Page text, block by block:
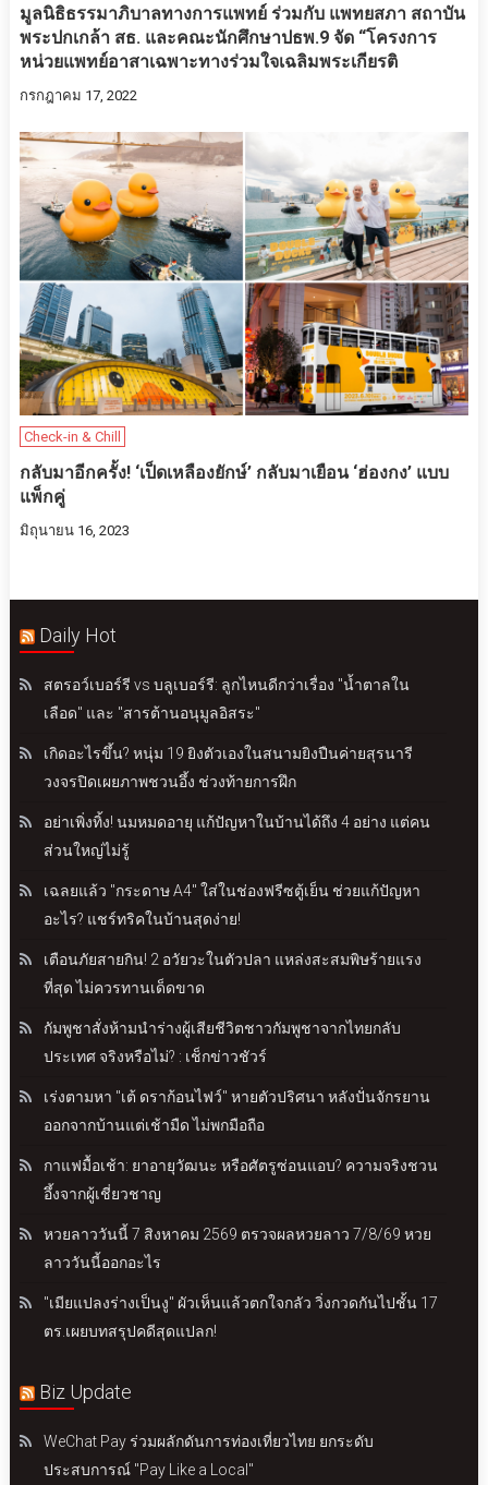
มูลนิธิธรรมาภิบาลทางการแพทย์ ร่วมกับ แพทยสภา สถาบัน
พระปกเกล้า สธ. และคณะนักศึกษาปธพ.9 จัด “โครงการ
หน่วยแพทย์อาสาเฉพาะทางร่วมใจเฉลิมพระเกียรติ
กรกฎาคม 17, 2022
Check-in & Chill
กลับมา​อีกครั้​ง! ‘เป็ดเหลืองยักษ์’ กลับ​มาเยือน ‘ฮ่องกง’ แบบ
แพ็กคู่
มิถุนายน 16, 2023
Daily Hot
สตรอว์เบอร์รี vs บลูเบอร์รี: ลูกไหนดีกว่าเรื่อง "น้ำตาลใน
เลือด" และ "สารต้านอนุมูลอิสระ"
เกิดอะไรขึ้น? หนุ่ม 19 ยิงตัวเองในสนามยิงปืนค่ายสุรนารี
วงจรปิดเผยภาพชวนอึ้ง ช่วงท้ายการฝึก
อย่าเพิ่งทิ้ง! นมหมดอายุ แก้ปัญหาในบ้านได้ถึง 4 อย่าง แต่คน
ส่วนใหญ่ไม่รู้
เฉลยแล้ว "กระดาษ A4" ใส่ในช่องฟรีซตู้เย็น ช่วยแก้ปัญหา
อะไร? แชร์ทริคในบ้านสุดง่าย!
เตือนภัยสายกิน! 2 อวัยวะในตัวปลา แหล่งสะสมพิษร้ายแรง
ที่สุด ไม่ควรทานเด็ดขาด
กัมพูชาสั่งห้ามนำร่างผู้เสียชีวิตชาวกัมพูชาจากไทยกลับ
ประเทศ จริงหรือไม่? : เช็กข่าวชัวร์
เร่งตามหา "เต้ ดราก้อนไฟว์" หายตัวปริศนา หลังปั่นจักรยาน
ออกจากบ้านแต่เช้ามืด ไม่พกมือถือ
กาแฟมื้อเช้า: ยาอายุวัฒนะ หรือศัตรูซ่อนแอบ? ความจริงชวน
อึ้งจากผู้เชี่ยวชาญ
หวยลาววันนี้ 7 สิงหาคม 2569 ตรวจผลหวยลาว 7/8/69 หวย
ลาววันนี้ออกอะไร
"เมียแปลงร่างเป็นงู" ผัวเห็นแล้วตกใจกลัว วิ่งกวดกันไปชั้น 17
ตร.เผยบทสรุปคดีสุดแปลก!
Biz Update
WeChat Pay ร่วมผลักดันการท่องเที่ยวไทย ยกระดับ
ประสบการณ์ "Pay Like a Local"